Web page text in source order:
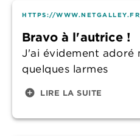
HTTPS://
Bravo à l'autrice !
J'ai évidement adoré
quelques larmes
add_circle LIRE LA SUITE